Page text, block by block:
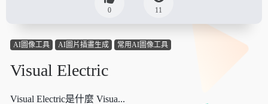
0 11
AI圖像工具 AI圖片插畫生成 常用AI圖像工具
Visual Electric
Visual Electric是什麼 Visua...